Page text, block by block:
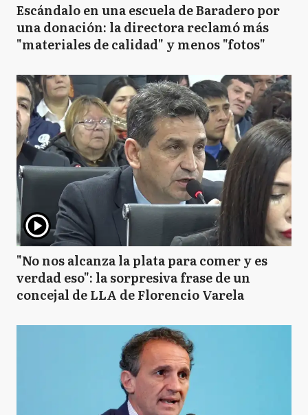
Escándalo en una escuela de Baradero por
una donación: la directora reclamó más
"materiales de calidad" y menos "fotos"
"No nos alcanza la plata para comer y es
verdad eso": la sorpresiva frase de un
concejal de LLA de Florencio Varela